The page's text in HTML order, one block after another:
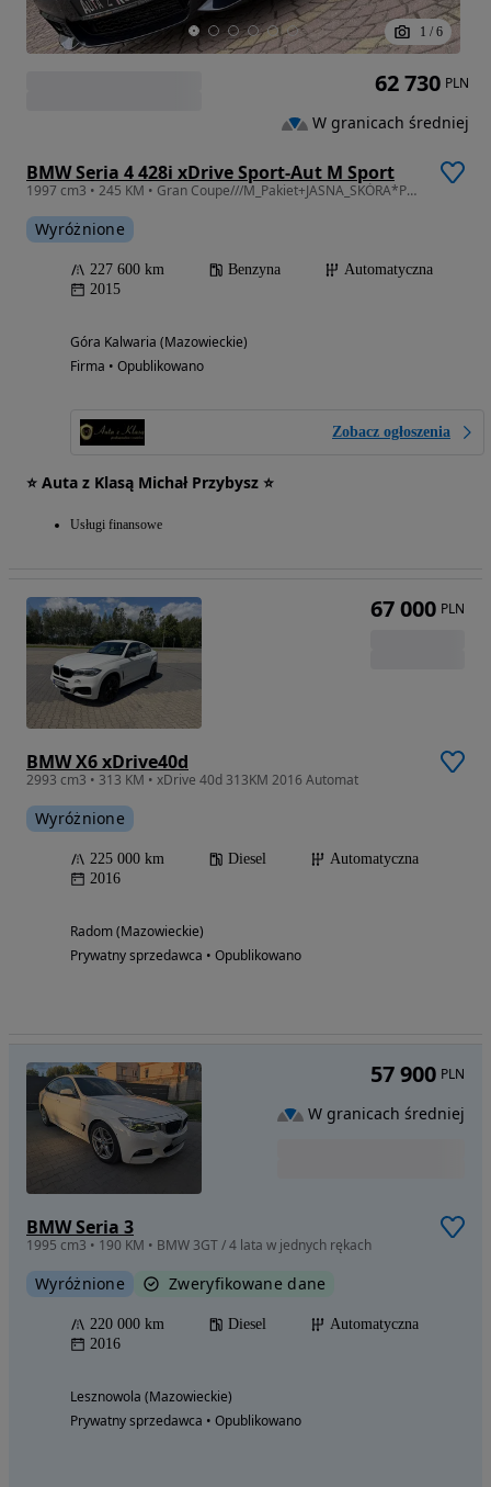
1 / 6
BMW Seria 4 428i xDrive Sport-Aut M Sport
1997 cm3 • 245 KM • Gran Coupe///M_Pakiet+JASNA_SKÓRA*Pamięć*El_Fotele*Kamera*Alu19*
Wyróżnione
227 600 km Benzyna
Automatyczna
2015
Góra Kalwaria (Mazowieckie)
Firma • Opublikowano
Zobacz ogłoszenia
⭐️ Auta z Klasą Michał Przybysz ⭐️
Usługi finansowe
62 730 PLN
W granicach średniej
BMW X6 xDrive40d
2993 cm3 • 313 KM • xDrive 40d 313KM 2016 Automat
Wyróżnione
225 000 km Diesel
Automatyczna
2016
Radom (Mazowieckie)
Prywatny sprzedawca • Opublikowano
67 000 PLN
BMW Seria 3
1995 cm3 • 190 KM • BMW 3GT / 4 lata w jednych rękach
Wyróżnione Zweryfikowane dane
220 000 km Diesel
Automatyczna
2016
Lesznowola (Mazowieckie)
Prywatny sprzedawca • Opublikowano
57 900 PLN
W granicach średniej